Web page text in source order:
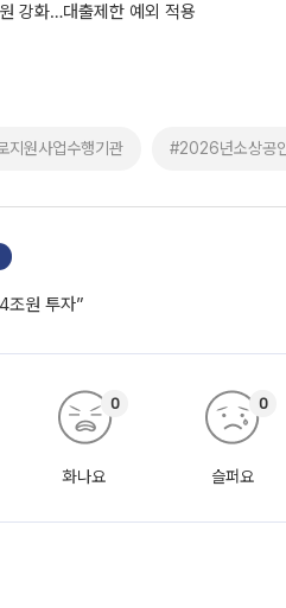
강화…대출제한 예외 적용
지원사업수행기관 #2026년소상공
조원 투자”
화나요
0
슬퍼요
0